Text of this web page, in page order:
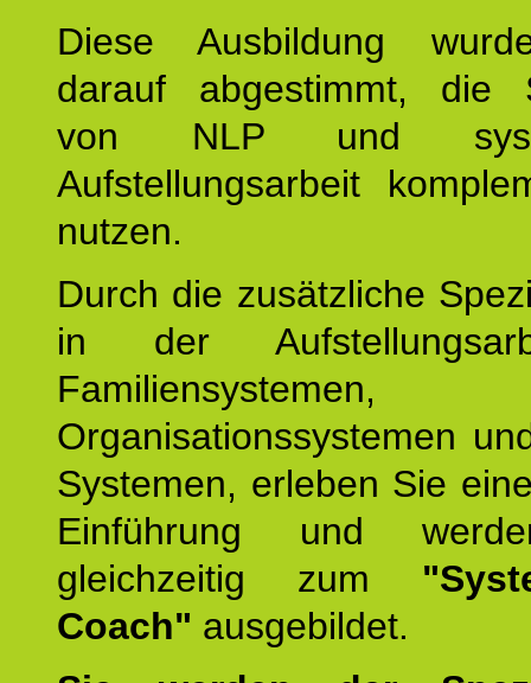
Diese Ausbildung
darauf abgestimmt, die
von NLP und
Aufstellungsarbeit
nutzen.
Durch die zusätzliche
in der
Familiensystemen,
Organisationssystemen
Systemen, erleben Sie
Einführung und
gleichzeitig zum
Coach" ausgebildet.